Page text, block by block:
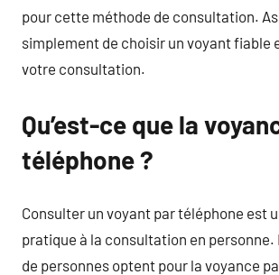
pour cette méthode de consultation.
simplement de choisir un voyant fiable
votre consultation.
Qu’est-ce que la
téléphone ?
Consulter un voyant par téléphone est
pratique à la consultation en personne.
de personnes optent pour la voyance